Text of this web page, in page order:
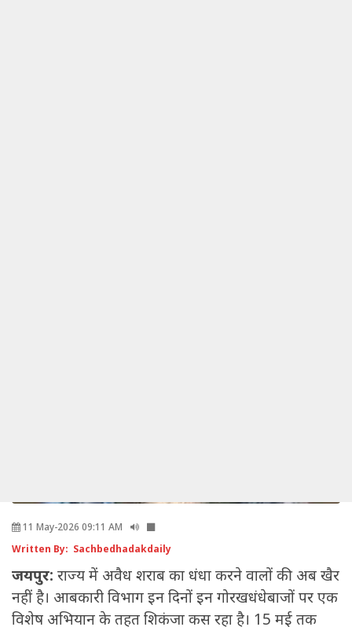
11 May-2026 09:11 AM
Written By: Sachbedhadakdaily
जयपुर: राज्य में अवैध शराब का धंधा करने वालों की अब खैर
नहीं है। आबकारी विभाग इन दिनों इन गोरखधंधेबाजों पर एक
विशेष अभियान के तहत शिकंजा कस रहा है। 15 मई तक